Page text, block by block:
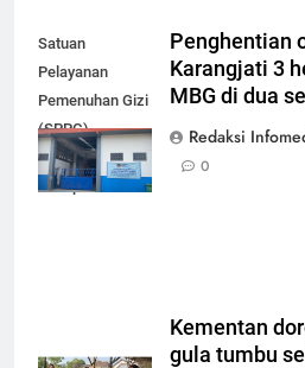
Satuan
Pelayanan
Pemenuhan Gizi
(SPPG)
Karangjati 3 di
Kabupaten Blora
Penghentian
Karangjati 3
MBG di dua
Redaksi
0
Kementan
gula tumbu